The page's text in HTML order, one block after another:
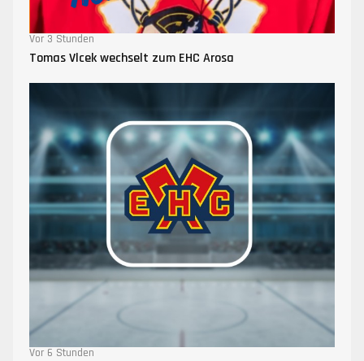
Vor 3 Stunden
Tomas Vlcek wechselt zum EHC Arosa
Vor 6 Stunden